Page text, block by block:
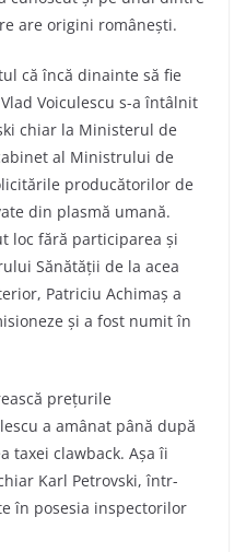
are origini românești.
că încă dinainte să fie
Voiculescu s-a întâlnit
chiar la Ministerul de
al Ministrului de
producătorilor de
din plasmă umană.
loc fără participarea și
Sănătății de la acea
Patriciu Achimaș a
și a fost numit în
prețurile
a amânat până după
taxei clawback. Așa îi
Karl Petrovski, într-
în posesia inspectorilor